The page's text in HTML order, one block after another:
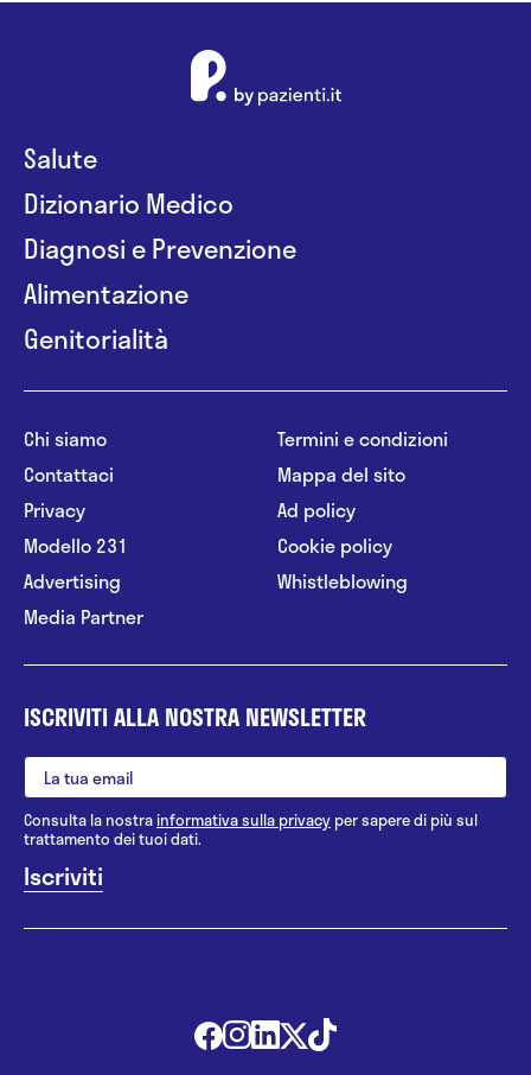
Salute
Dizionario Medico
Diagnosi e Prevenzione
Alimentazione
Genitorialità
Chi siamo
Contattaci
Privacy
Modello 231
Advertising
Media Partner
Termini e condizioni
Mappa del sito
Ad policy
Cookie policy
Whistleblowing
ISCRIVITI ALLA NOSTRA NEWSLETTER
Consulta la nostrainformativa sulla privacy per sapere di più sul
trattamento dei tuoi dati.